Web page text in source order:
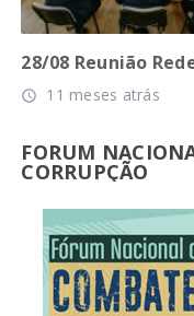
28/08 Reunião
access_time 11 meses atrás
FORUM
CORRUPÇÃO